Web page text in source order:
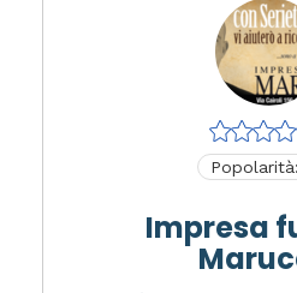
Popolarità:
Impresa